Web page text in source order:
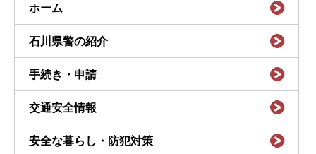
ホーム
石川県警の紹介
手続き・申請
交通安全情報
安全な暮らし・防犯対策